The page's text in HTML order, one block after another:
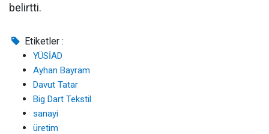
belirtti.
Etiketler :
YÜSİAD
Ayhan Bayram
Davut Tatar
Big Dart Tekstil
sanayi
üretim